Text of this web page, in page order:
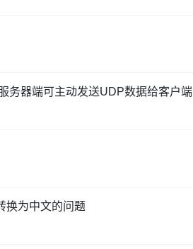
务器端可主动发送UDP数据给客户端
换为中文的问题